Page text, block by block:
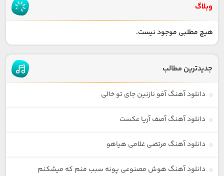
وبلاگ
هیچ مطلبی موجود نیست.
جدیدترین مطالب
دانلود آهنگ آفو نازنین جای تو خالی
دانلود آهنگ آصف آریا عکست
دانلود آهنگ مرتضی غلامی هیاهو
دانلود آهنگ هوش مصنوعی پونه سبب منم که میشکنم